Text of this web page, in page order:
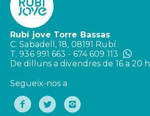
Rubí jove Torre Bassas
C. Sabadell, 18, 08191 Rubí
T. 936 991 663 - 674 609 113
De dilluns a divendres de 16 a 20 h
Segueix-nos a